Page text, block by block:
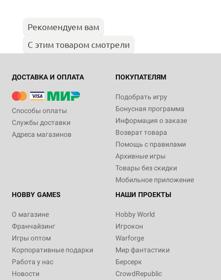
Рекомендуем вам
С этим товаром смотрели
ДОСТАВКА И ОПЛАТА
Способы оплаты
Службы доставки
Адреса магазинов
ПОКУПАТЕЛЯМ
Подобрать игру
Бонусная программа
Информация о заказе
Возврат товара
Помощь с правилами
Архивные игры
Товары без скидки
Мобильное приложение
HOBBY GAMES
О магазине
Франчайзинг
Игры оптом
Корпоративные подарки
Работа у нас
Новости
НАШИ ПРОЕКТЫ
Hobby World
Игрокон
Warforge
Мир фантастики
Берсерк
CrowdRepublic